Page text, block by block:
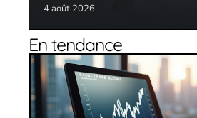
4 août 2026
En tendance